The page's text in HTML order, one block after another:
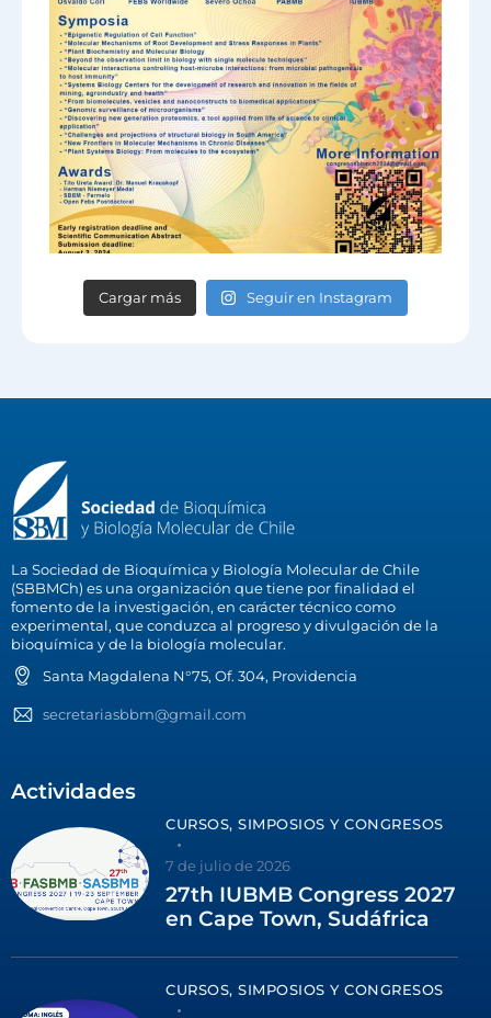
Cargar más Seguir en Instagram
La Sociedad de Bioquímica y Biología Molecular de Chile
(SBBMCh) es una organización que tiene por finalidad el
fomento de la investigación, en carácter técnico como
experimental, que conduzca al progreso y divulgación de la
bioquímica y de la biología molecular.
Santa Magdalena N°75, Of. 304, Providencia
secretariasbbm@gmail.com
Actividades
CURSOS, SIMPOSIOS Y CONGRESOS
7 de julio de 2026
27th IUBMB Congress 2027
en Cape Town, Sudáfrica
CURSOS, SIMPOSIOS Y CONGRESOS